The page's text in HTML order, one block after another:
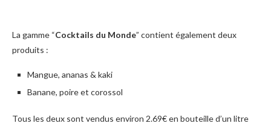
La gamme “Cocktails du Monde” contient également deux
produits :
Mangue, ananas & kaki
Banane, poire et corossol
Tous les deux sont vendus environ 2.69€ en bouteille d’un litre